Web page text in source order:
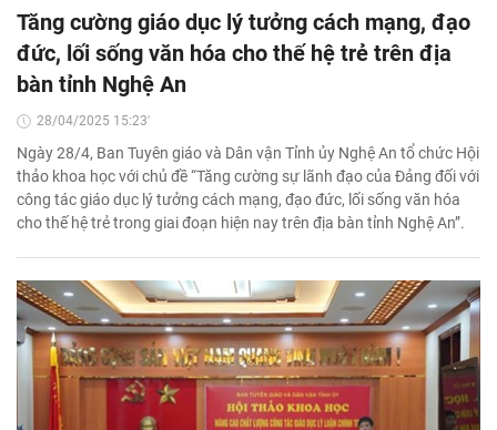
Tăng cường giáo dục lý tưởng cách mạng, đạo
đức, lối sống văn hóa cho thế hệ trẻ trên địa
bàn tỉnh Nghệ An
28/04/2025 15:23'
Ngày 28/4, Ban Tuyên giáo và Dân vận Tỉnh ủy Nghệ An tổ chức Hội
thảo khoa học với chủ đề “Tăng cường sự lãnh đạo của Đảng đối với
công tác giáo dục lý tưởng cách mạng, đạo đức, lối sống văn hóa
cho thế hệ trẻ trong giai đoạn hiện nay trên địa bàn tỉnh Nghệ An”.